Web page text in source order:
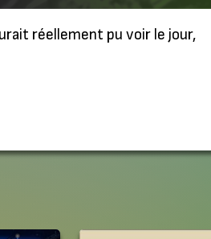
réellement pu voir le jour,